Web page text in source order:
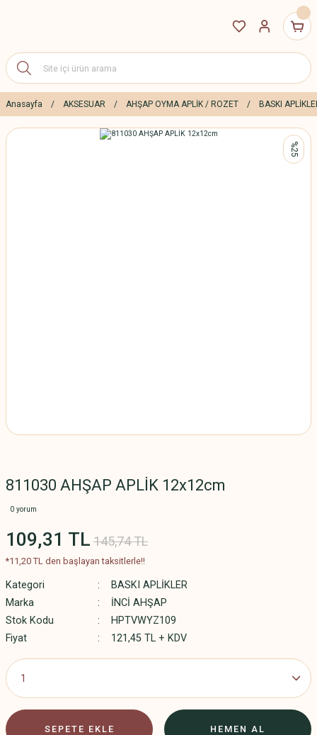
Anasayfa AKSESUAR AHŞAP OYMA APLİK / ROZET BASKI
%25
811030 AHŞAP APLİK 12x12cm
0 yorum
109,31 TL 145,74 TL
*11,20 TL den başlayan taksitlerle!!
Kategori
BASKI APLİKLER
Marka
İNCİ AHŞAP
Stok Kodu
HPTVWYZ109
Fiyat
121,45 TL + KDV
SEPETE EKLE HEMEN AL